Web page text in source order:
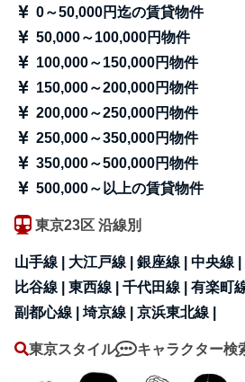
0～50,000円迄の賃貸物件
50,000～100,000円物件
100,000～150,000円物件
150,000～200,000円物件
200,000～250,000円物件
250,000～350,000円物件
350,000～500,000円物件
500,000～以上の賃貸物件
東京23区 沿線別
山手線 | 大江戸線 |銀座線 |中央線 |
比谷線 |東西線 |千代田線 |有楽町
副都心線 |埼京線 |京浜東北線 |
東京スタイル キャラクター検